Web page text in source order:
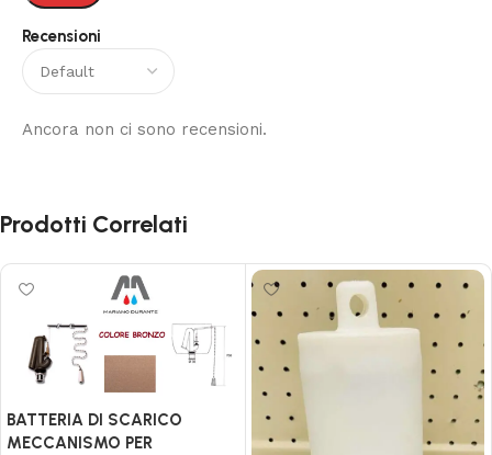
Recensioni
Ancora non ci sono recensioni.
Prodotti Correlati
BATTERIA DI SCARICO
MECCANISMO PER